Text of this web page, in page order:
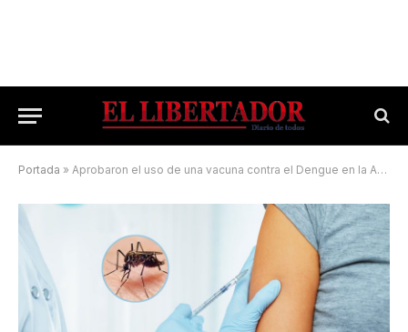
Portada » Aprobaron el uso de una vacuna contra el Dengue en la Argentina